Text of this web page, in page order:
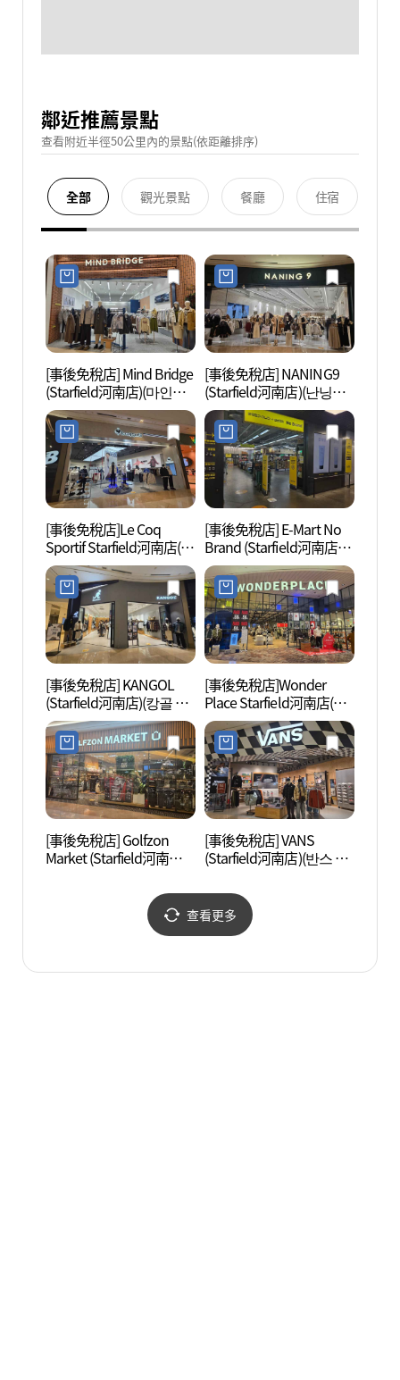
鄰近推薦景點
查看附近半徑50公里內的景點(依距離排序)
全部 觀光景點 餐廳 住宿
[事後免稅店] Mind Bridge
(Starfield河南店)(마인드
브릿지 스타필드 하남점)
[事後免稅店] NANING9
(Starfield河南店)(난닝구
스타필드 하남점)
[事後免稅店]Le Coq
Sportif Starfield河南店(르
꼬끄스포르티브 스타필
드 하남점)
[事後免稅店] E-Mart No
Brand (Starfield河南店)
(노브랜드 스타필드 하남
점)
[事後免稅店] KANGOL
(Starfield河南店)(캉골 스
타필드 하남점)
[事後免稅店]Wonder
Place Starfield河南店(원
더플레이스 스타필드 하
남점)
[事後免稅店] Golfzon
Market (Starfield河南店)
[事後免稅店] VANS
(Starfield河南店)(반스 스
查看更多